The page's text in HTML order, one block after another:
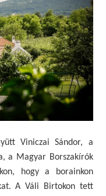
Viniczai Sándor, a
a Magyar Borszakírók
hogy a borainkon
A Váli Birtokon tett